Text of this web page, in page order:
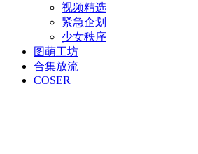
视频精选
紧急企划
少女秩序
图萌工坊
合集放流
COSER